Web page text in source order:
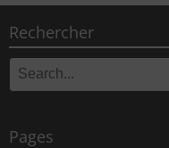
Rechercher
Search
for:
Pages